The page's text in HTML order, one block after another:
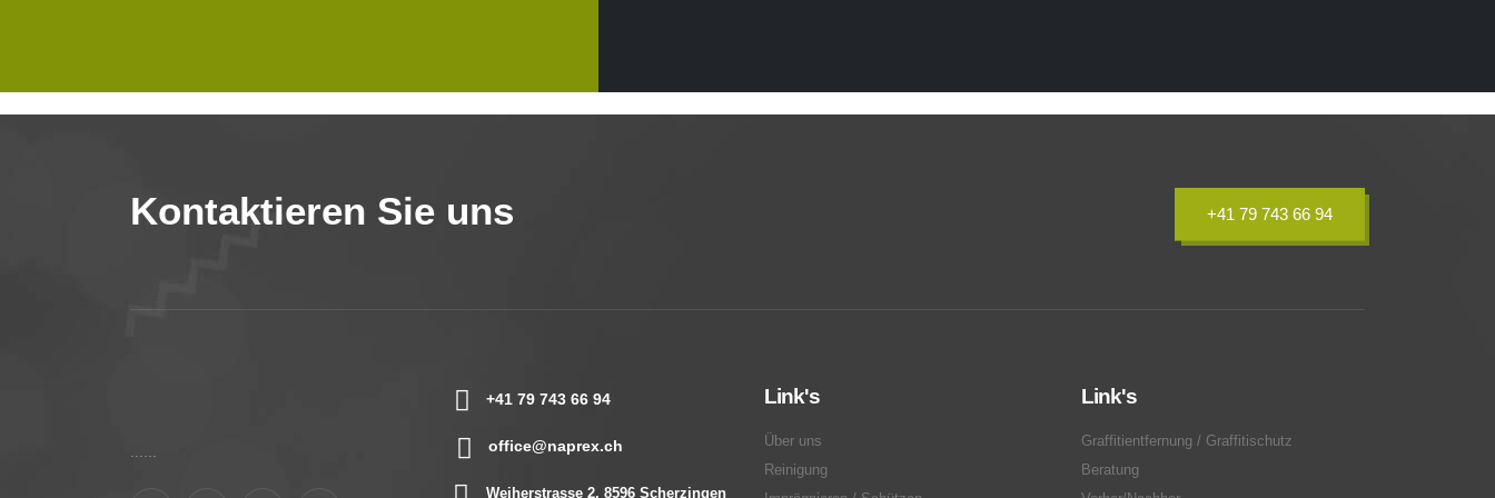
Kontaktieren Sie uns +41 79 743 66 94
+41 79 743 66 94
office@naprex.ch
Weiherstrasse 2, 8596 Scherzingen
Link's
Über uns
Reinigung
Link's
Graffitientfernung / Graffitischutz
Beratung